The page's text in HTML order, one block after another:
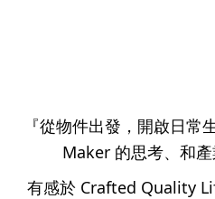
『從物件出發，開啟日常
Maker 的思考、和產
有感於 Crafted Quality